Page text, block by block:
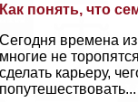
Как понять, что
Сегодня времена
многие не
сделать карьеру,
попутешествовать...